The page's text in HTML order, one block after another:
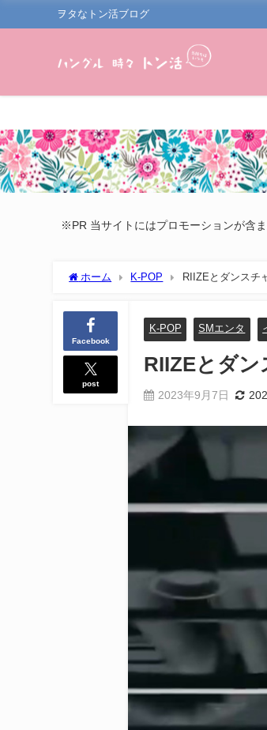
ヲタなトン活ブログ
※PR 当サイトにはプロモーションが含ま
ホーム K-POP RIIZEとダンスチ
Facebook
post
K-POP SMエンタ
RIIZEとダン
2023年9月7日